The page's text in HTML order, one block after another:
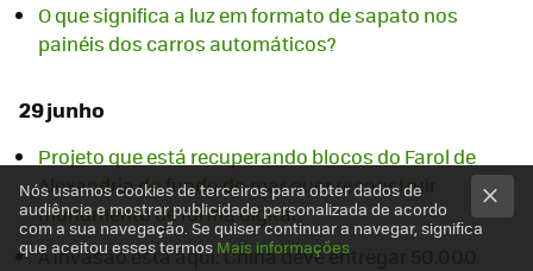
O que significa a luz em formato de sapato nos
painéis dos carros automáticos?
29 junho
Projeto que está recuperando blocos do Farol de
Alexandria do fundo do mar quer reconstruir
monumento de forma digital
A invasão está aqui: China deve entregar 50.000
Nós usamos cookies de terceiros para obter dados de
audiência e mostrar publicidade personalizada de acordo
com a sua navegação. Se quiser continuar a navegar, significa
que aceitou esses termos Mais informações